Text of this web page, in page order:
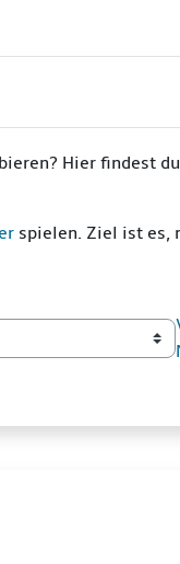
Hier findest
spielen. Ziel ist es,